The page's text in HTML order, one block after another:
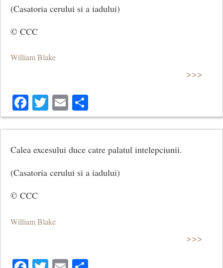
(Casatoria cerului si a iadului)
© CCC
William Blake
>>>
Facebook
Twitter
Email
Calea excesului duce catre palatul intelepciunii.
(Casatoria cerului si a iadului)
© CCC
William Blake
>>>